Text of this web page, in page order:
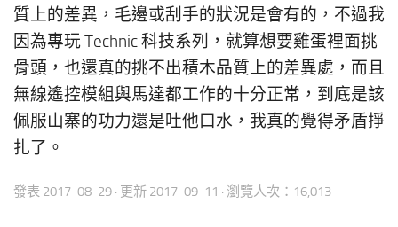
質上的差異，毛邊或刮手的狀況是會有的，不過我
因為專玩 Technic 科技系列，就算想要雞蛋裡面挑
骨頭，也還真的挑不出積木品質上的差異處，而且
無線遙控模組與馬達都工作的十分正常，到底是該
佩服山寨的功力還是吐他口水，我真的覺得矛盾掙
扎了。
發表 2017-08-29 · 更新 2017-09-11 · 瀏覽人次：16,013